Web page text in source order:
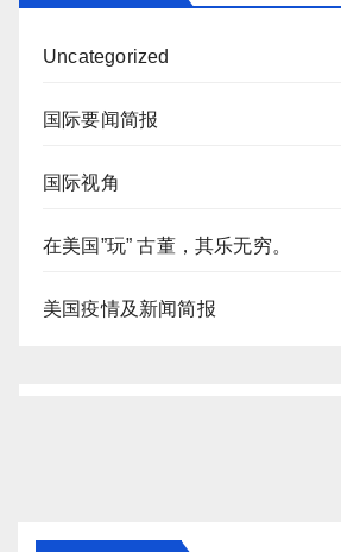
Uncategorized
国际要闻简报
国际视角
在美国”玩” 古董，其乐无穷。
美国疫情及新闻简报